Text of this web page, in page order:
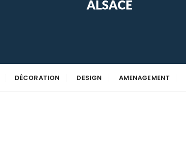
Alsace
DÉCORATION DESIGN AMENAGEMENT